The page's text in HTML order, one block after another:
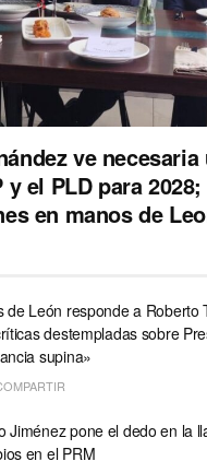
ve necesaria
y el PLD para
en manos de
de León responde a Roberto
destempladas sobre
supina»
Jiménez pone el dedo en la
en el PRM